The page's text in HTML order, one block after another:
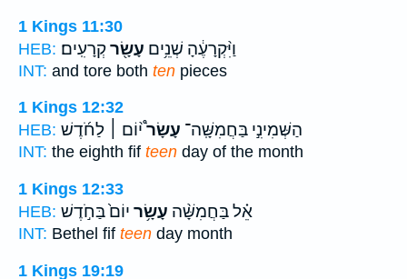
1 Kings 11:30
HEB:
וַיִּ֨קְרָעֶ֔הָ שְׁנֵ֥ים עָשָׂ֖רקְרָעִֽים׃
INT: and tore both ten pieces
1 Kings 12:32
HEB:
הַשְּׁמִינִ֣י בַּחֲמִשָּֽׁה־ עָשָׂר֩י֨וֹם ׀ לַחֹ֜דֶשׁ
INT: the eighth fif teen day of the month
1 Kings 12:33
HEB:
אֵ֗ל בַּחֲמִשָּׁ֨ה עָשָׂ֥ר יוֹם֙ בַּחֹ֣דֶשׁ
INT: Bethel fif teen day month
1 Kings 19:19